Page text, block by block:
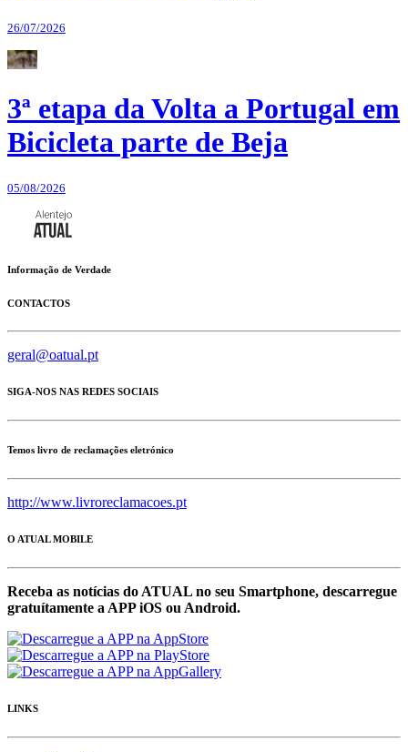
26/07/2026
3ª etapa da Volta a Portugal em
Bicicleta parte de Beja
05/08/2026
Informação de Verdade
CONTACTOS
geral@oatual.pt
SIGA-NOS NAS REDES SOCIAIS
Temos livro de reclamações eletrónico
http://www.livroreclamacoes.pt
O ATUAL MOBILE
Receba as notícias do ATUAL no seu Smartphone, descarregue
gratuítamente a APP iOS ou Android.
LINKS